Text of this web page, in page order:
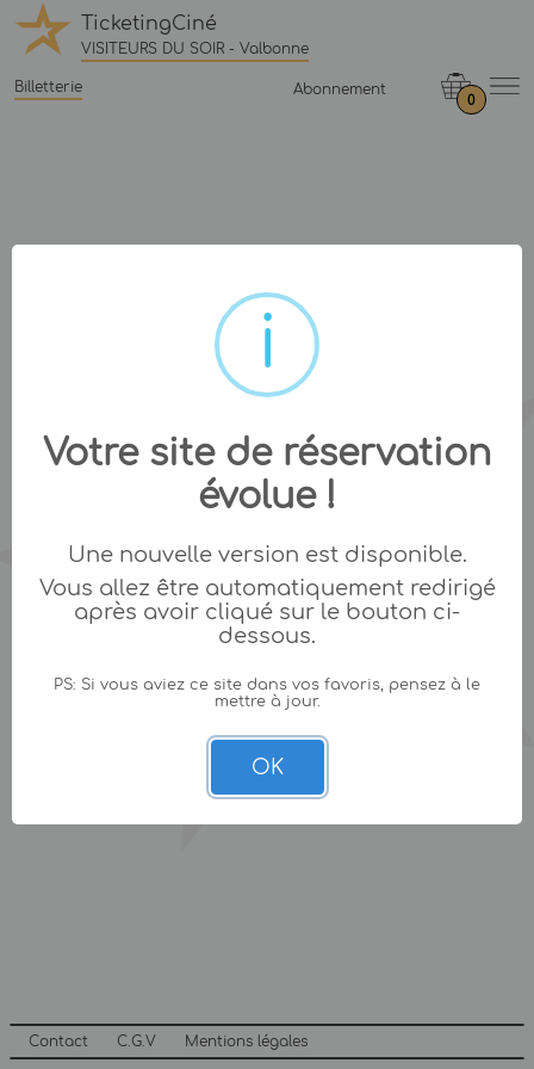
TicketingCiné
VISITEURS DU SOIR - Valbonne
Billetterie Abonnement
0
Contact C.G.V Mentions légales
Votre site de réservation
évolue !
Une nouvelle version est disponible.
Vous allez être automatiquement redirigé
après avoir cliqué sur le bouton ci-
dessous.
PS: Si vous aviez ce site dans vos favoris, pensez à le
mettre à jour.
OK